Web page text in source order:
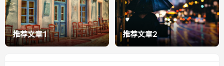
推荐文章1 推荐文章2